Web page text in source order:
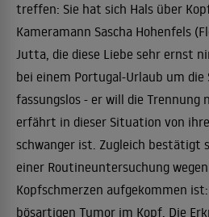
treffen: Sie hat sich Hals über
Kameramann Sascha Hohenfels
Jutta, die diese Liebe sehr ernst
bei einem Portugal-Urlaub um die
fassungslos - er will die
erfährt in dieser Situation von
schwanger ist. Zugleich bestätigt
einer Routineuntersuchung
Kopfschmerzen aufgekommen
bösartigen Tumor im Kopf. Die